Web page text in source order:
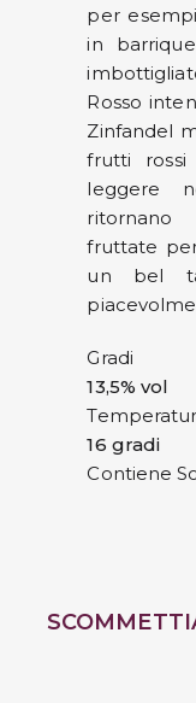
per
in
Rosso
Zinfandel
frutti
leggere
ritornano
fruttate
un bel
Gradi
13,5% vol
16 gradi
Contiene